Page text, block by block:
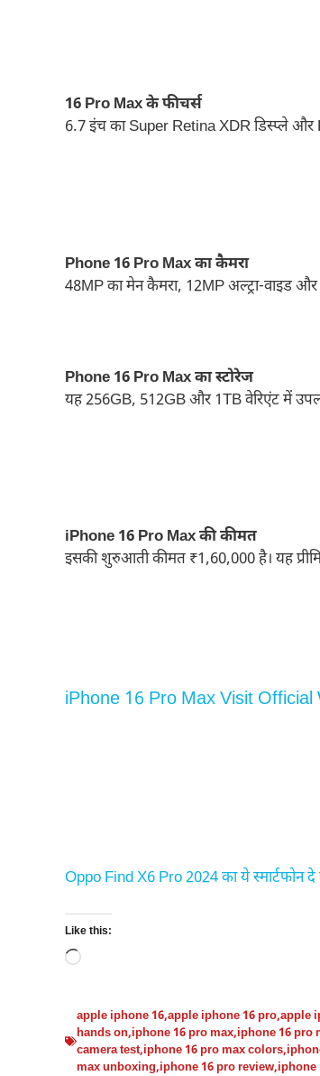
16 Pro Max के फीचर्स
6.7 इंच का Super Retina XDR डिस्प्ले
Phone 16 Pro Max का कैमरा
48MP का मेन कैमरा, 12MP अल्ट्रा-वाइड
Phone 16 Pro Max का स्टोरेज
यह 256GB, 512GB और 1TB वेरिएंट में
iPhone 16 Pro Max की कीमत
इसकी शुरुआती कीमत ₹1,60,000 है। यह
iPhone 16 Pro Max Visit Official
Oppo Find X6 Pro 2024 का ये स्मार्टफोन
Like this:
Loading…
apple iphone 16,apple iphone 16 pro,apple
hands on,iphone 16 pro max,iphone 16 pro
camera test,iphone 16 pro max colors,
max unboxing,iphone 16 pro review,iphone